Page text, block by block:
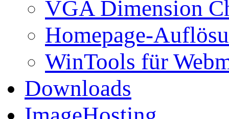
VGA Dimension
Homepage-
WinTools für
Downloads